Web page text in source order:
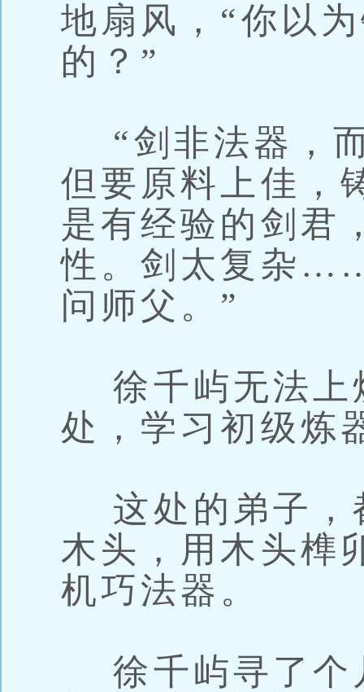
地扇风，“你以
的？”
“剑非法器，
但要原料上佳，
是有经验的剑君
性。剑太复杂
问师父。”
徐千屿无法上
处，学习初级炼
这处的弟子，
木头，用木头榫
机巧法器。
徐千屿寻了个